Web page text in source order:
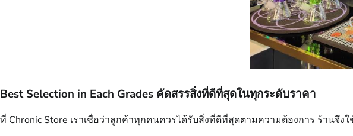
Best Selection in Each Grades คัดสรรสิ่งที่ดีที่สุดในทุกระดับราคา
ที่ Chronic Store เราเชื่อว่าลูกค้าทุกคนควรได้รับสิ่งที่ดีที่สุดตามความต้องการ ร้านจึง